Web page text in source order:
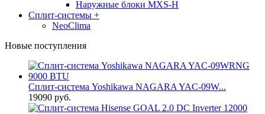
Наружные блоки MXS-H
Сплит-системы +
NeoClima
Новые поступления
Сплит-система Yoshikawa NAGARA YAC-09W...
19090 руб.